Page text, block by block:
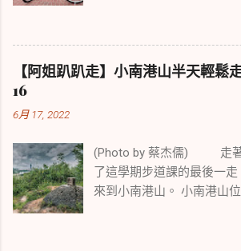
【阿姐趴趴走】小南港山半天輕鬆
16
6月 17, 2022
(Photo by 蔡杰儒) 走著
了這學期步道課的最後一
來到小南港山。 小南港山
我們走在平坦的階梯步道